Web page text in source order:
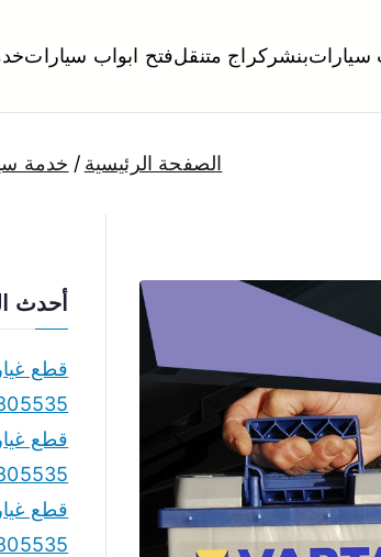
تصليح وصيانة سيارات امام المنزل تبديل
سياراتبنشر كراج متنقلفتح ابواب سيارات
الصفحة الرئيسية خدمة
أحدث
50805535 الأصلية
50805535 أصلية
50805535 الأصلية